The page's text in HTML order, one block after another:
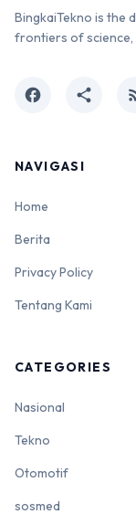
BingkaiTekno is the
frontiers of science,
facebook share
NAVIGASI
Home
Berita
Privacy Policy
Tentang Kami
CATEGORIES
Nasional
Tekno
Otomotif
sosmed